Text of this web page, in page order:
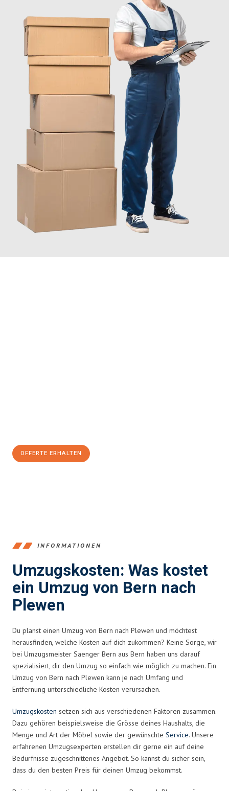
OFFERTE ERHALTEN
INFORMATIONEN
Umzugskosten: Was kostet
ein Umzug von Bern nach
Plewen
Du planst einen Umzug von Bern nach Plewen und möchtest
herausfinden, welche Kosten auf dich zukommen? Keine Sorge, wir
bei Umzugsmeister Saenger Bern aus Bern haben uns darauf
spezialisiert, dir den Umzug so einfach wie möglich zu machen. Ein
Umzug von Bern nach Plewen kann je nach Umfang und
Entfernung unterschiedliche Kosten verursachen.
Umzugskosten setzen sich aus verschiedenen Faktoren zusammen.
Dazu gehören beispielsweise die Grösse deines Haushalts, die
Menge und Art der Möbel sowie der gewünschte Service. Unsere
erfahrenen Umzugsexperten erstellen dir gerne ein auf deine
Bedürfnisse zugeschnittenes Angebot. So kannst du sicher sein,
dass du den besten Preis für deinen Umzug bekommst.